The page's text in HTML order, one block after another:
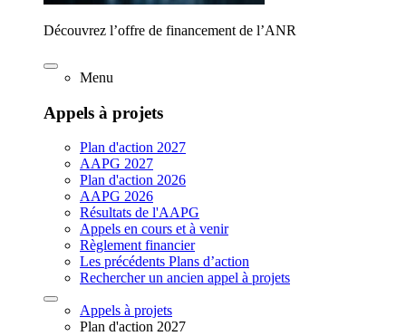
Découvrez l’offre de financement de l’ANR
Menu
Appels à projets
Plan d'action 2027
AAPG 2027
Plan d'action 2026
AAPG 2026
Résultats de l'AAPG
Appels en cours et à venir
Règlement financier
Les précédents Plans d’action
Rechercher un ancien appel à projets
Appels à projets
Plan d'action 2027